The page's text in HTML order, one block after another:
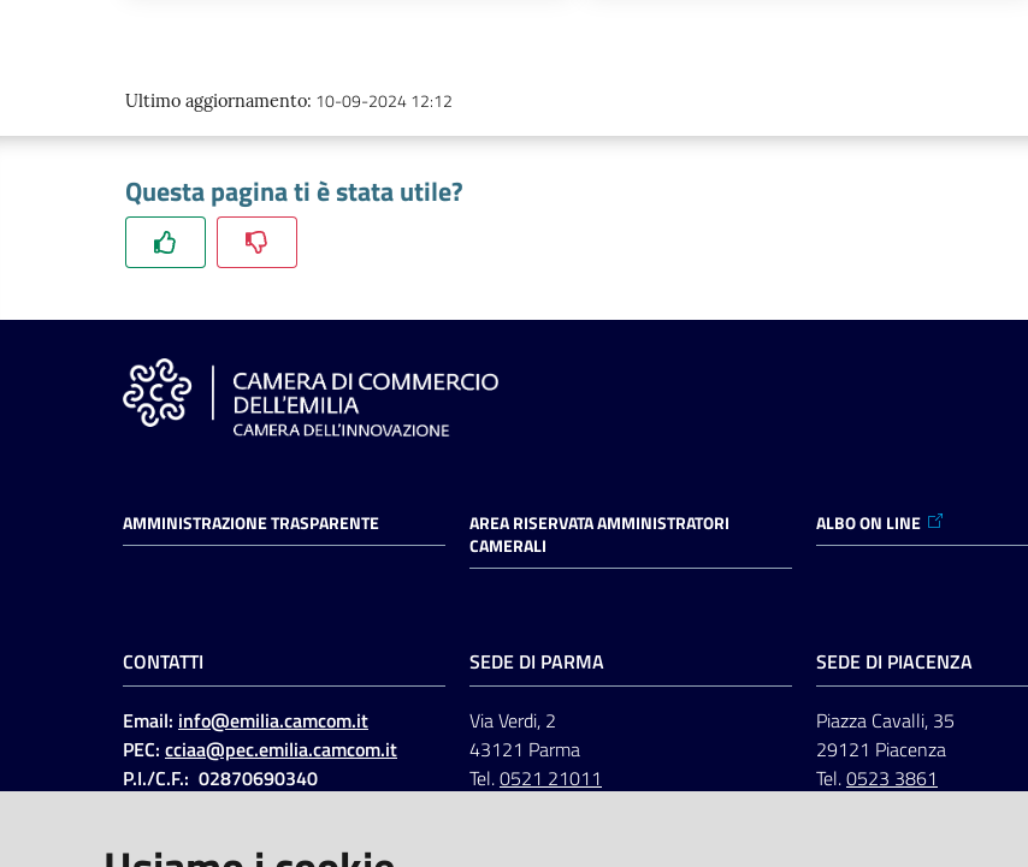
Ultimo aggiornamento: 10-09-2024 12:12
Questa pagina ti è stata utile?
AMMINISTRAZIONE TRASPARENTE
AREA RISERVATA AMMINISTRATORI
CAMERALI
ALBO ON LINE
CONTATTI
Email: info@emilia.camcom.it
PEC: cciaa@pec.emilia.camcom.it
P.I./C.F.: 02870690340
SEDE DI PARMA
Via Verdi, 2
43121 Parma
Tel.0521 21011
SEDE DI PIACENZA
Piazza Cavalli, 35
29121 Piacenza
Tel.0523 3861